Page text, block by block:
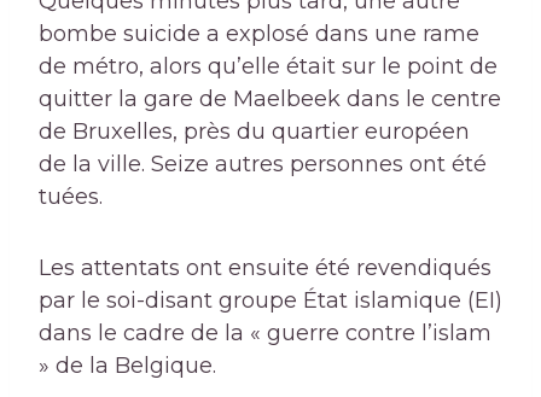
bombe suicide a explosé dans une rame
de métro, alors qu’elle était sur le point de
quitter la gare de Maelbeek dans le centre
de Bruxelles, près du quartier européen
de la ville. Seize autres personnes ont été
tuées.
Les attentats ont ensuite été revendiqués
par le soi-disant groupe État islamique (EI)
dans le cadre de la « guerre contre l’islam
» de la Belgique.